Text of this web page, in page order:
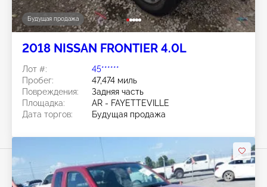
Будущая продажа
2018 NISSAN FRONTIER 4.0L
Лот #:
45******
Пробег:
47,474 миль
Повреждения:
Задняя часть
Площадка:
AR - FAYETTEVILLE
Дата торгов:
Будущая продажа